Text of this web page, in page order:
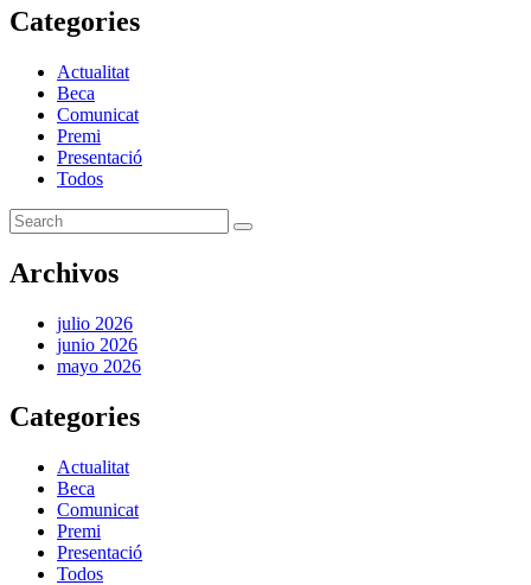
Categories
Actualitat
Beca
Comunicat
Premi
Presentació
Todos
Archivos
julio 2026
junio 2026
mayo 2026
Categories
Actualitat
Beca
Comunicat
Premi
Presentació
Todos